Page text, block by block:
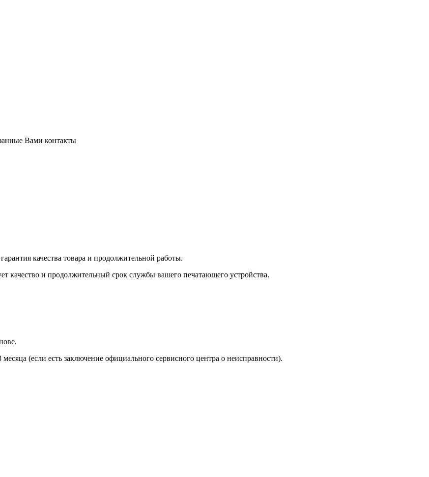
Вами контакты
качества товара и продолжительной работы.
качество и продолжительный срок службы вашего печатающего устройства.
(если есть заключение официального сервисного центра о неисправности).